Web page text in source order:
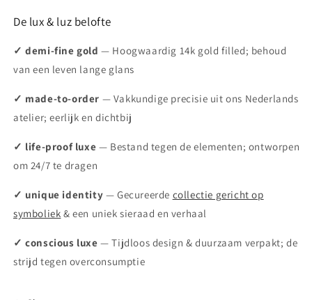
De lux & luz belofte
✓ demi-fine gold — Hoogwaardig 14k gold filled; behoud
van een leven lange glans
✓ made-to-order — Vakkundige precisie uit ons Nederlands
atelier; eerlijk en dichtbij
✓ life-proof luxe — Bestand tegen de elementen; ontworpen
om 24/7 te dragen
✓ unique identity — Gecureerde collectie gericht op
symboliek & een uniek sieraad en verhaal
✓ conscious luxe — Tijdloos design & duurzaam verpakt; de
strijd tegen overconsumptie